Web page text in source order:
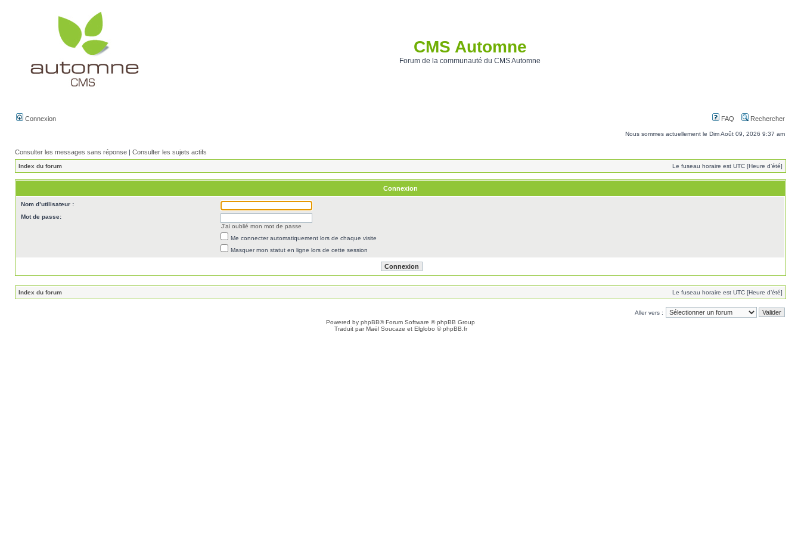
CMS Automne
Forum de la communauté du CMS Automne
Connexion FAQ Rechercher
Nous sommes actuellement le Dim Août 09, 2026 9:37 am
Consulter les messages sans réponse | Consulter les sujets actifs
Index du forum Le fuseau horaire est UTC [Heure d’été]
Connexion
Nom d’utilisateur :
Mot de passe:
J’ai oublié mon mot de passe
Me connecter automatiquement lors de chaque visite
Masquer mon statut en ligne lors de cette session
Index du forum Le fuseau horaire est UTC [Heure d’été]
Aller vers :
Powered by phpBB® Forum Software © phpBB Group
Traduit par Maël Soucaze et Elglobo ©phpBB.fr